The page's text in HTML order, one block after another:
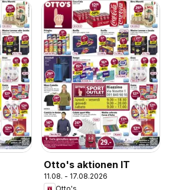
Otto's aktionen IT
11.08. - 17.08.2026